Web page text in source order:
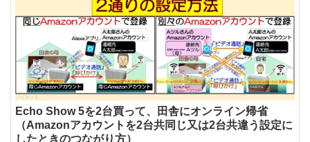
Echo Show 5を2台買って、田舎にオンライン帰省
（Amazonアカウントを2台共同じ又は2台共違う設定に
したときのつながり方）